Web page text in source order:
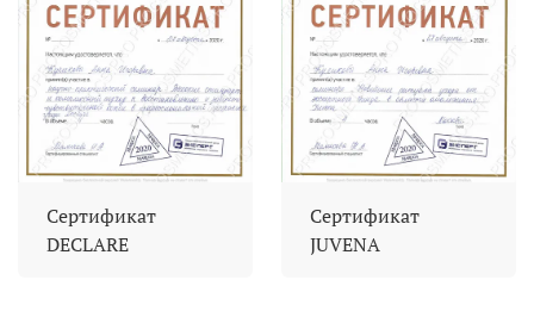
Сертификат
DECLARE
Сертификат
JUVENA